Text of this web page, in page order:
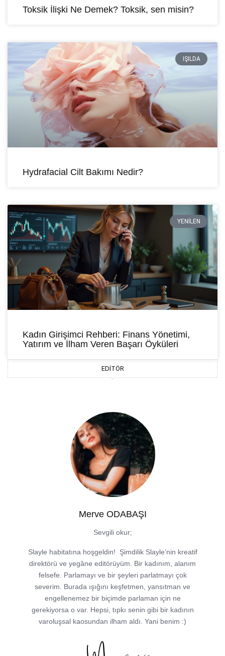
Toksik İlişki Ne Demek? Toksik, sen misin?
IŞILDA
Hydrafacial Cilt Bakımı Nedir?
YENILEN
Kadın Girişimci Rehberi: Finans Yönetimi,
Yatırım ve İlham Veren Başarı Öyküleri
EDITÖR
Merve ODABAŞI
Sevgili okur;
Slayle habitatına hoşgeldin! Şimdilik Slayle’nin kreatif
direktörü ve yegâne editörüyüm. Bir kadınım, alanım
felsefe. Parlamayı ve bir şeyleri parlatmayı çok
severim. Burada ışığını keşfetmen, yansıtman ve
engellenemez bir biçimde parlaman için ne
gerekiyorsa o var. Hepsi, tıpkı senin gibi bir kadının
varoluşsal kaosundan ilham aldı. Yani benim :)